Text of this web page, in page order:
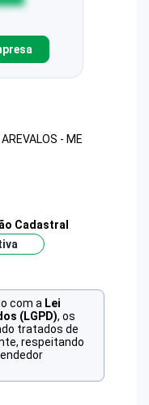
- ME
Cadastral
com a Lei
(LGPD), os
tratados de
respeitando